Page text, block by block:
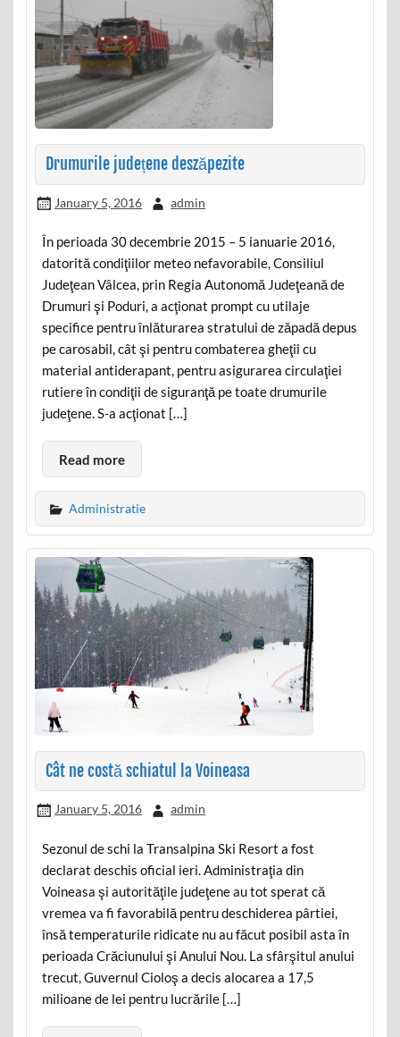
Drumurile județene deszăpezite
January 5, 2016 admin
În perioada 30 decembrie 2015 – 5 ianuarie 2016,
datorită condiţiilor meteo nefavorabile, Consiliul
Judeţean Vâlcea, prin Regia Autonomă Judeţeană de
Drumuri şi Poduri, a acţionat prompt cu utilaje
specifice pentru înlăturarea stratului de zăpadă depus
pe carosabil, cât şi pentru combaterea gheţii cu
material antiderapant, pentru asigurarea circulaţiei
rutiere în condiţii de siguranţă pe toate drumurile
judeţene. S-a acţionat […]
Read more
Administratie
Cât ne costă schiatul la Voineasa
January 5, 2016 admin
Sezonul de schi la Transalpina Ski Resort a fost
declarat deschis oficial ieri. Administraţia din
Voineasa şi autorităţile judeţene au tot sperat că
vremea va fi favorabilă pentru deschiderea pârtiei,
însă temperaturile ridicate nu au făcut posibil asta în
perioada Crăciunului şi Anului Nou. La sfârşitul anului
trecut, Guvernul Cioloş a decis alocarea a 17,5
milioane de lei pentru lucrările […]